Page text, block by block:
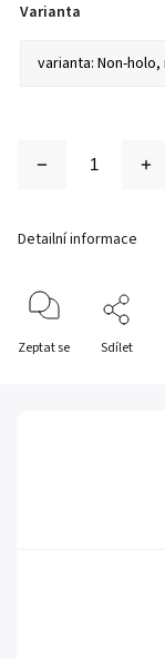
Varianta
Detailní informace
Zeptat se Sdílet